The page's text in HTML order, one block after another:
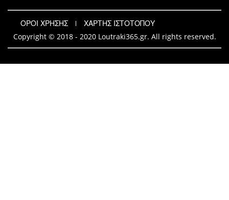
ΟΡΟΙ ΧΡΗΣΗΣ
ΧΑΡΤΗΣ ΙΣΤΟΤΟΠΟΥ
Copyright © 2018 - 2020 Loutraki365.gr. All rights reserved.